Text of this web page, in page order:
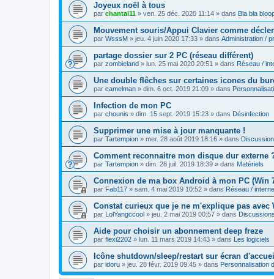
Joyeux noël à tous
par chantal11 » ven. 25 déc. 2020 11:14 » dans Bla bla
Mouvement souris/Appui Clavier comme
par WsssM » jeu. 4 juin 2020 17:33 » dans Administration /
partage dossier sur 2 PC (réseau différent)
par zombieland » lun. 25 mai 2020 20:51 » dans Réseau /
Une double flêches sur certaines icones du
par camelman » dim. 6 oct. 2019 21:09 » dans
Infection de mon PC
par chounis » dim. 15 sept. 2019 15:23 » dans Désinfection
Supprimer une mise à jour manquante !
par Tartempion » mer. 28 août 2019 18:16 » dans
Comment reconnaitre mon disque dur externe
par Tartempion » dim. 28 juil. 2019 18:39 » dans Matériels
Connexion de ma box Android à mon PC (Win
par Fab117 » sam. 4 mai 2019 10:52 » dans Réseau /
Constat curieux que je ne m'explique pas avec
par LolYangccool » jeu. 2 mai 2019 00:57 » dans
Aide pour choisir un abonnement deep freze
par flexi2202 » lun. 11 mars 2019 14:43 » dans Les logiciels
Icône shutdown/sleep/restart sur écran
par idoru » jeu. 28 févr. 2019 09:45 » dans Personnalisation